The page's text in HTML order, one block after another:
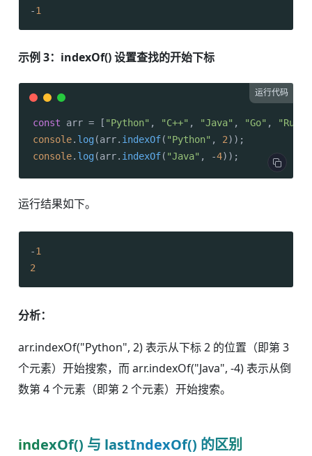
-1
示例 3：indexOf() 设置查找的开始下标
运行代码
const arr = [ "Python" , "C++" , "Java" , "Go" ,
"Rust"
console. log(arr. indexOf( "Python" , 2
console. log(arr. indexOf( "Java" , -4));
运行结果如下。
-1
2
分析：
arr.indexOf("Python", 2) 表示从下标 2 的位置（即第 3
个元素）开始搜索，而 arr.indexOf("Java", -4) 表示从倒
数第 4 个元素（即第 2 个元素）开始搜索。
indexOf() 与 lastIndexOf() 的区别